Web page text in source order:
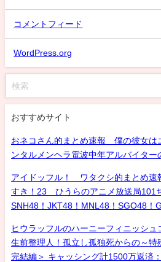
コメントフィード
WordPress.org
おすすめサイト
おネコさん的まとめ速報 僕の彼女は
ンタルメンヘラ電波中年アルバイタ
アイドッフル！ ワタクシ的まとめ
すき！23 ひうらのアニメ放送局101
SNH48！JKT48！MNL48！SGO48！
ヒウラッフルのハーニーフィニッシュ
生前整理人！孤立し孤独死からの～特
完結編＞ キャッシング計1500万返済